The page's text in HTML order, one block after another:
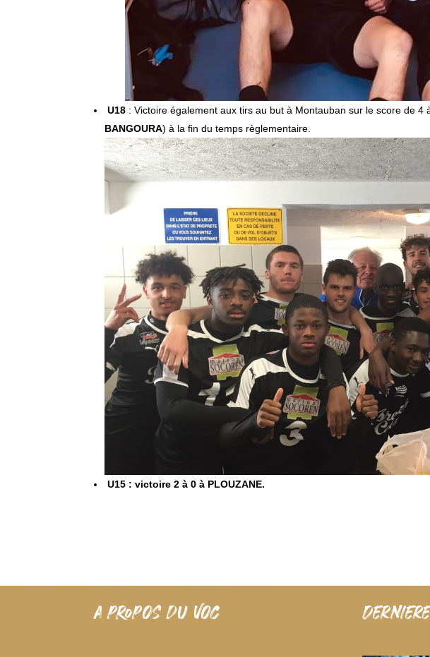
U18 : Victoire également aux tirs au but à Montauban sur le score de
BANGOURA) à la fin du temps règlementaire.
U15 : victoire 2 à 0 à PLOUZANE.
A PROPOS DU VOC